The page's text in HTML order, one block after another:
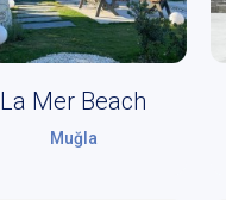
La Mer Beach
Muğla